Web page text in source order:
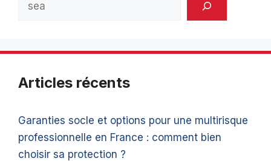
Articles récents
Garanties socle et options pour une multirisque
professionnelle en France : comment bien
choisir sa protection ?